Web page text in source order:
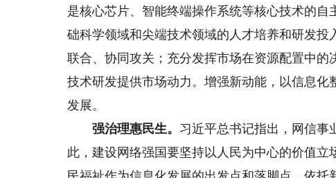
是核心芯片、智能终端操作系统等核心技术的
础科学领域和尖端技术领域的人才培养和研发
联合、协同攻关；充分发挥市场在资源配置中
技术研发提供市场动力。增强新动能，以信息
发展。
强治理惠民生。 习近平总书记指出，网信事
此，建设网络强国要坚持以人民为中心的价值